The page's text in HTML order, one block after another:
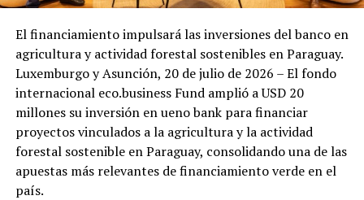
El financiamiento impulsará las inversiones del banco en
agricultura y actividad forestal sostenibles en Paraguay.
Luxemburgo y Asunción, 20 de julio de 2026 – El fondo
internacional eco.business Fund amplió a USD 20
millones su inversión en ueno bank para financiar
proyectos vinculados a la agricultura y la actividad
forestal sostenible en Paraguay, consolidando una de las
apuestas más relevantes de financiamiento verde en el
país.